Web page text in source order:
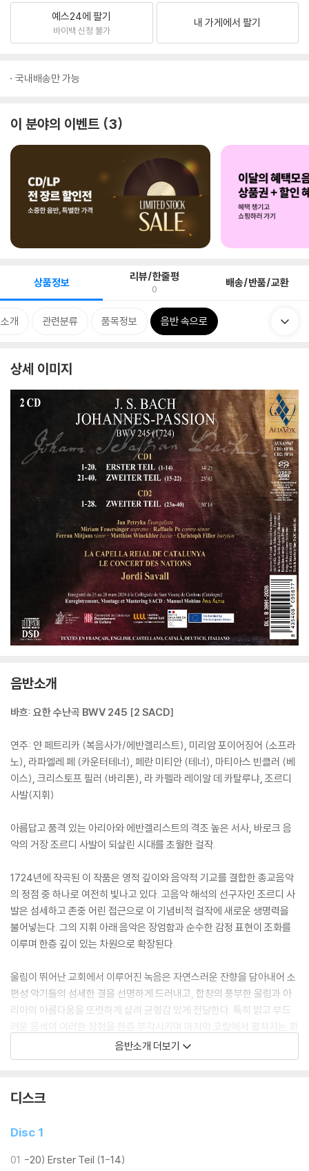
예스24에 팔기
바이백 신청 불가
내 가게에서 팔기
국내배송만 가능
이 분야의 이벤트 3
상품정보 리뷰/한줄평
0 배송/반품/교환
개 관련분류 품목정보 음반 속으로
상세 이미지
음반소개
바흐: 요한 수난곡 BWV 245 [2 SACD]
연주: 얀 페트리카 (복음사가/에반겔리스트), 미리암 포이어징어 (소프라
노), 라파엘레 페 (카운터테너), 페란 미티안 (테너), 마티아스 빈클러 (베
이스), 크리스토프 필러 (바리톤), 라 카펠라 레이알 데 카탈루냐, 조르디
사발(지휘)
아름답고 품격 있는 아리아와 에반겔리스트의 격조 높은 서사, 바로크 음
악의 거장 조르디 사발이 되살린 시대를 초월한 걸작.
1724년에 작곡된 이 작품은 영적 깊이와 음악적 기교를 결합한 종교음악
의 정점 중 하나로 여전히 빛나고 있다. 고음악 해석의 선구자인 조르디 사
발은 섬세하고 존중 어린 접근으로 이 기념비적 걸작에 새로운 생명력을
불어넣는다. 그의 지휘 아래 음악은 장엄함과 순수한 감정 표현이 조화를
이루며 한층 깊이 있는 차원으로 확장된다.
울림이 뛰어난 교회에서 이루어진 녹음은 자연스러운 잔향을 담아내어 소
편성 악기들의 섬세한 결을 선명하게 드러내고, 합창의 풍부한 울림과 아
리아의 아름다움을 또렷하게 살려 균형감 있게 전달한다. 특히 맑고 부드
러운 음색이 이러한 장점을 한층 부각시키며 마지막 코랄에서 펼쳐지는 화
성은 사발만이 표현할 수 있는 구원의 빛으로 가득 담겨 있다. 학구적이면
서도 청중과 호흡하는 사발의 접근법은 이 작품을 300년의 시간을 넘어
온전히 담아낸 의미 있는 기록이다. 더불어 사발은 2026년 1월 ‘음악계의
위상을 다시 한 번 입증했다.
음반소개 더보기
디스크
Disc 1
01 -20) Erster Teil (1-14)